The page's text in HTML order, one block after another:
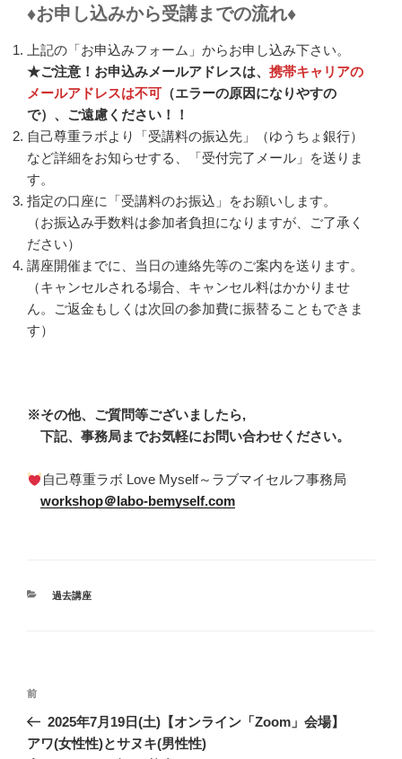
♦お申し込みから受講までの流れ♦
上記の「お申込みフォーム」からお申し込み下さい。
★ご注意！お申込みメールアドレスは、 携帯キャリアの
メールアドレスは不可 （エラーの原因になりやすの
で）、ご遠慮ください！！
自己尊重ラボより「受講料の振込先」（ゆうちょ銀行）
など詳細をお知らせする、「受付完了メール」を送りま
す。
指定の口座に「受講料のお振込」をお願いします。
（お振込み手数料は参加者負担になりますが、ご了承く
ださい）
講座開催までに、当日の連絡先等のご案内を送ります。
（キャンセルされる場合、キャンセル料はかかりませ
ん。ご返金もしくは次回の参加費に振替ることもできま
す）
※その他、ご質問等ございましたら,
下記、事務局までお気軽にお問い合わせください。
自己尊重ラボ Love Myself～ラブマイセルフ事務局
workshop＠labo-bemyself.com
カ
過去講座
投
ナ
前
の
投
前
2025年7月19日(土)【オンライン「Zoom」会場】
アワ(女性性)とサヌキ(男性性)